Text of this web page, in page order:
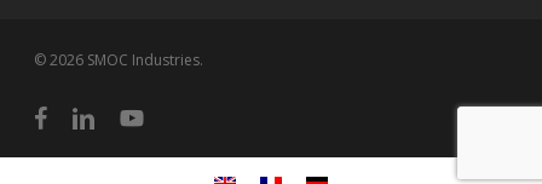
© 2026 SMOC Industries.
facebooklinkedinyoutube